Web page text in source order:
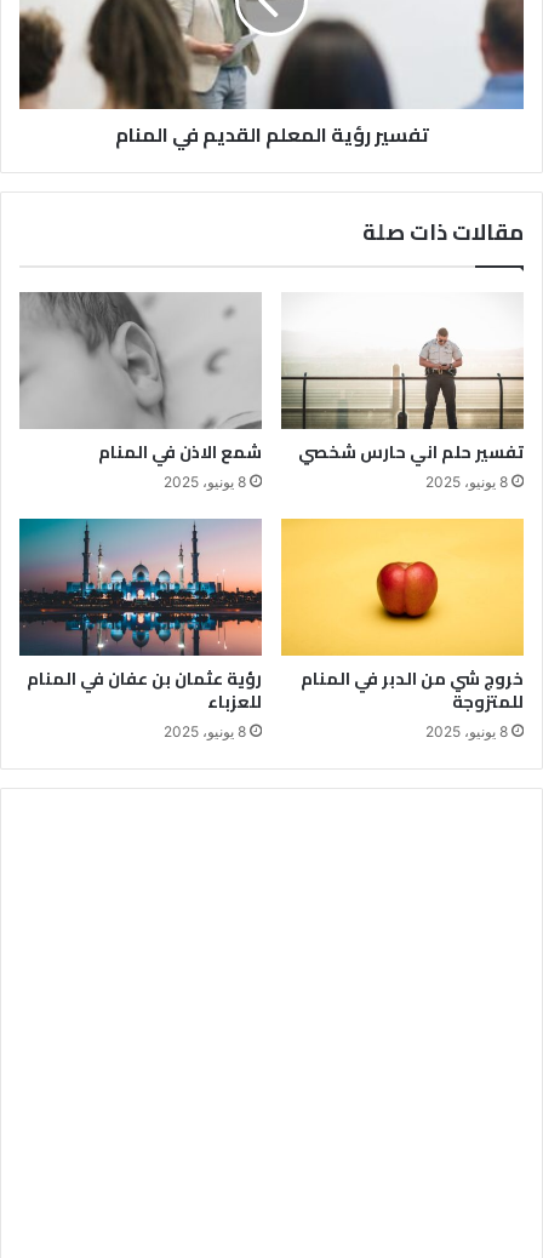
تفسير رؤية المعلم القديم في المنام
مقالات ذات صلة
تفسير حلم اني حارس شخصي
8 يونيو، 2025
شمع الاذن في المنام
8 يونيو، 2025
خروج شي من الدبر في المنام
للمتزوجة
8 يونيو، 2025
رؤية عثمان بن عفان في المنام
للعزباء
8 يونيو، 2025